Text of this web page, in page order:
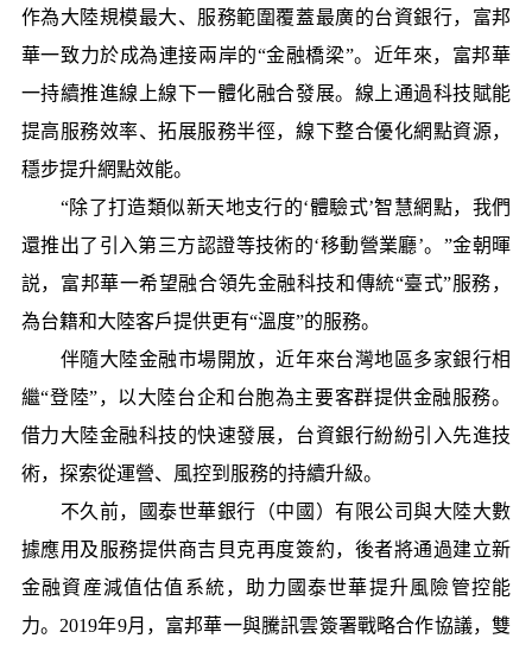
作為大陸規模最大、服務範圍覆蓋最廣的台資銀行，富邦
華一致力於成為連接兩岸的“金融橋梁”。近年來，富邦華
一持續推進線上線下一體化融合發展。線上通過科技賦能
提高服務效率、拓展服務半徑，線下整合優化網點資源，
穩步提升網點效能。
“除了打造類似新天地支行的‘體驗式’智慧網點，我們
還推出了引入第三方認證等技術的‘移動營業廳’。”金朝暉
説，富邦華一希望融合領先金融科技和傳統“臺式”服務，
為台籍和大陸客戶提供更有“溫度”的服務。
伴隨大陸金融市場開放，近年來台灣地區多家銀行相
繼“登陸”，以大陸台企和台胞為主要客群提供金融服務。
借力大陸金融科技的快速發展，台資銀行紛紛引入先進技
術，探索從運營、風控到服務的持續升級。
不久前，國泰世華銀行（中國）有限公司與大陸大數
據應用及服務提供商吉貝克再度簽約，後者將通過建立新
金融資産減值估值系統，助力國泰世華提升風險管控能
力。2019年9月，富邦華一與騰訊雲簽署戰略合作協議，雙